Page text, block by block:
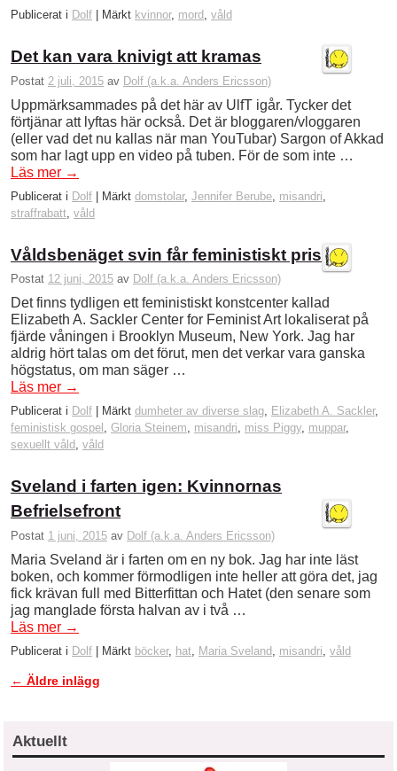
Publicerat i Dolf Märkt kvinnor, mord , våld
Det kan vara knivigt att kramas
Postat 2 juli, 2015 av Dolf (a.k.a. Anders Ericsson)
Uppmärksammades på det här av UlfT igår. Tycker det
förtjänar att lyftas här också. Det är bloggaren/vloggaren
(eller vad det nu kallas när man YouTubar) Sargon of Akkad
som har lagt upp en video på tuben. För de som inte …
Läs mer →
Publicerat i Dolf | Märkt domstolar, Jennifer Berube misandri
straffrabatt våld
Våldsbenäget svin får feministiskt pris
Postat 12 juni, 2015 av Dolf (a.k.a. Anders Ericsson)
Det finns tydligen ett feministiskt konstcenter kallad
Elizabeth A. Sackler Center for Feminist Art lokaliserat på
fjärde våningen i Brooklyn Museum, New York. Jag har
aldrig hört talas om det förut, men det verkar vara ganska
högstatus, om man säger …
Läs mer →
Publicerat i Dolf Märkt dumheter av diverse slag, Elizabeth A. Sackler,
feministisk gospel , Gloria Steinem, misandri, miss Piggy, muppar,
sexuellt våld , våld
Sveland i farten igen: Kvinnornas
Befrielsefront
Postat 1 juni, 2015 av Dolf (a.k.a. Anders Ericsson)
Maria Sveland är i farten om en ny bok. Jag har inte läst
boken, och kommer förmodligen inte heller att göra det, jag
fick krävan full med Bitterfittan och Hatet (den senare som
jag manglade första halvan av i två …
Läs mer →
Publicerat i Dolf | Märkt böcker, hat Maria Sveland misandri våld
Inläggsnavigering
← Äldre inlägg
Aktuellt